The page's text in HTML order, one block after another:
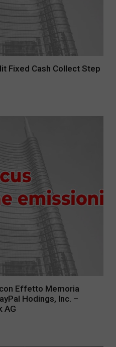
Fixed Cash Collect Step
Effetto Memoria
Hodings, Inc. –
AG